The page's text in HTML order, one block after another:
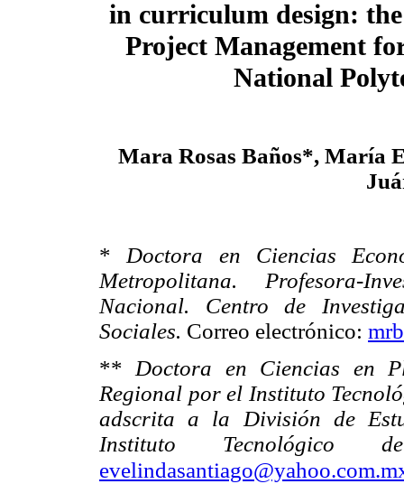
in curriculum design:
Project Management
National
Mara Rosas Baños*, María
* Doctora en Ciencias
Metropolitana. Profesora-
Nacional. Centro de
Sociales. Correo electrónico:
** Doctora en Ciencias en
Regional por el Instituto
adscrita a la División de
Instituto